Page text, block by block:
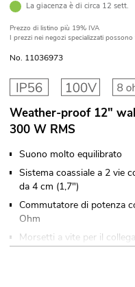
La giacenza è di circa 12 sett.
Prezzo di listino più 19% IVA
I prezzi nei negozi specializzati possono
No. 11036973
Weather-proof 12"
300 W RMS
Suono molto equilibrato
Sistema coassiale a 2 vie
da 4 cm (1,7")
Commutatore di potenza
Ohm
Morsetti a vite per il